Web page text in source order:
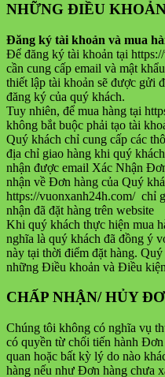
NHỮNG ĐIỀU
Đăng ký tài khoản và mua
Để đăng ký tài khoản tại
cần cung cấp email và mật
thiết lập tài khoản sẽ được gửi
đăng ký của quý khách.
Tuy nhiên, để mua hàng tại
không bắt buộc phải tạo tài
Quý khách chỉ cung cấp các
địa chỉ giao hàng khi quý
nhận được email Xác Nhận
nhận về Đơn hàng của Quý
https://vuonxanh24h.com/ chỉ
nhận đã đặt hàng trên website
Khi quý khách thực hiện mua
nghĩa là quý khách đã đồng ý
này tại thời điểm đặt hàng.
những Điều khoản và Điều
CHẤP NHẬN/ HỦY
Chúng tôi không có nghĩa vụ
có quyền từ chối tiến hành
quan hoặc bất kỳ lý do nào
hàng nếu như Đơn hàng chưa